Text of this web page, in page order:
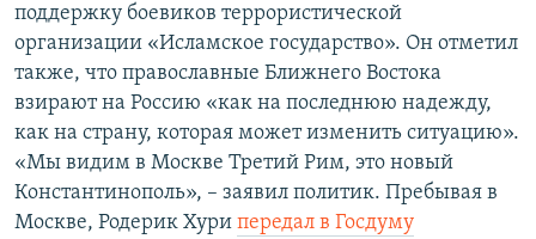
поддержку боевиков террористической
организации «Исламское государство». Он отметил
также, что православные Ближнего Востока
взирают на Россию «как на последнюю надежду,
как на страну, которая может изменить ситуацию».
«Мы видим в Москве Третий Рим, это новый
Константинополь», – заявил политик. Пребывая в
Москве, Родерик Хури передал в Госдуму